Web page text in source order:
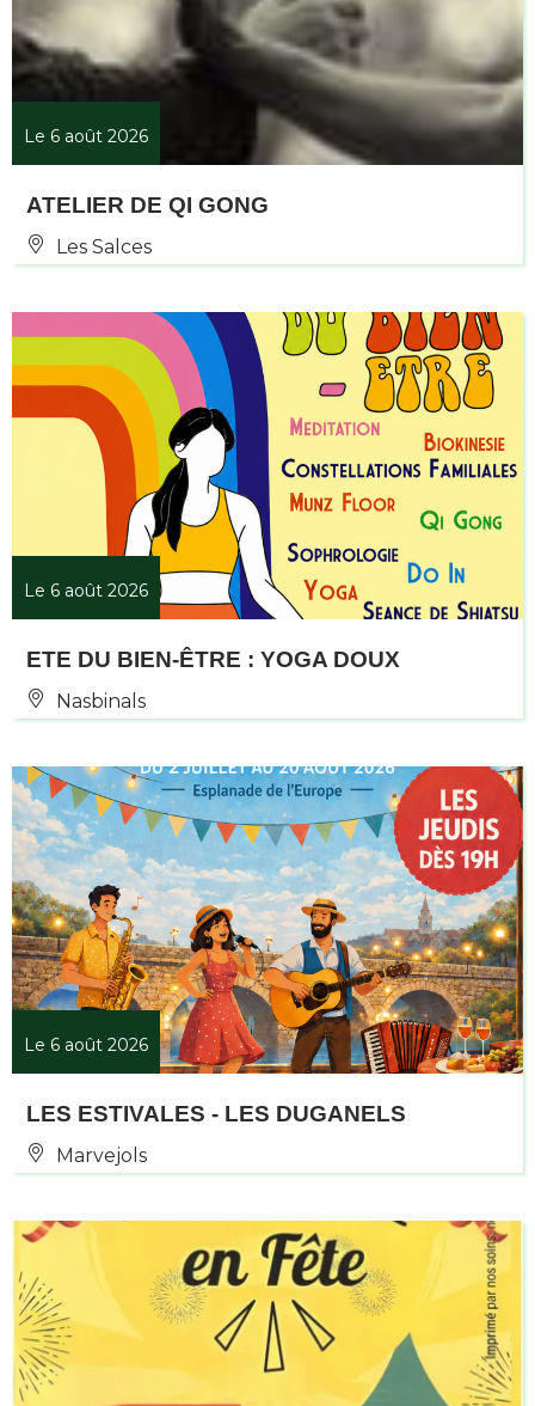
Le 6 août 2026
ATELIER DE QI GONG
Les Salces
Le 6 août 2026
ETE DU BIEN-ÊTRE : YOGA DOUX
Nasbinals
Le 6 août 2026
LES ESTIVALES - LES DUGANELS
Marvejols